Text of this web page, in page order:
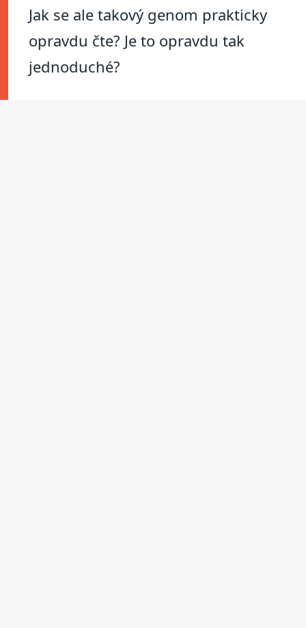
Jak se ale takový genom prakticky
opravdu čte? Je to opravdu tak
jednoduché?